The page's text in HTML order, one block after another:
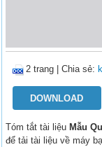
2 trang |Chia sẻ:
DOWNLOAD
Tóm tắt tài liệu Mẫu
để tải tài liệu về máy